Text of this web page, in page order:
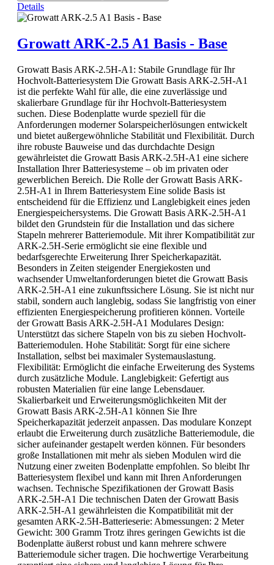
Details
Growatt ARK-2.5 A1 Basis - Base
Growatt Basis ARK-2.5H-A1: Stabile Grundlage für Ihr
Hochvolt-Batteriesystem Die Growatt Basis ARK-2.5H-A1
ist die perfekte Wahl für alle, die eine zuverlässige und
skalierbare Grundlage für ihr Hochvolt-Batteriesystem
suchen. Diese Bodenplatte wurde speziell für die
Anforderungen moderner Solarspeicherlösungen entwickelt
und bietet außergewöhnliche Stabilität und Flexibilität. Durch
ihre robuste Bauweise und das durchdachte Design
gewährleistet die Growatt Basis ARK-2.5H-A1 eine sichere
Installation Ihrer Batteriesysteme – ob im privaten oder
gewerblichen Bereich. Die Rolle der Growatt Basis ARK-
2.5H-A1 in Ihrem Batteriesystem Eine solide Basis ist
entscheidend für die Effizienz und Langlebigkeit eines jeden
Energiespeichersystems. Die Growatt Basis ARK-2.5H-A1
bildet den Grundstein für die Installation und das sichere
Stapeln mehrerer Batteriemodule. Mit ihrer Kompatibilität zur
ARK-2.5H-Serie ermöglicht sie eine flexible und
bedarfsgerechte Erweiterung Ihrer Speicherkapazität.
Besonders in Zeiten steigender Energiekosten und
wachsender Umweltanforderungen bietet die Growatt Basis
ARK-2.5H-A1 eine zukunftssichere Lösung. Sie ist nicht nur
stabil, sondern auch langlebig, sodass Sie langfristig von einer
effizienten Energiespeicherung profitieren können. Vorteile
der Growatt Basis ARK-2.5H-A1 Modulares Design:
Unterstützt das sichere Stapeln von bis zu sieben Hochvolt-
Batteriemodulen. Hohe Stabilität: Sorgt für eine sichere
Installation, selbst bei maximaler Systemauslastung.
Flexibilität: Ermöglicht die einfache Erweiterung des Systems
durch zusätzliche Module. Langlebigkeit: Gefertigt aus
robusten Materialien für eine lange Lebensdauer.
Skalierbarkeit und Erweiterungsmöglichkeiten Mit der
Growatt Basis ARK-2.5H-A1 können Sie Ihre
Speicherkapazität jederzeit anpassen. Das modulare Konzept
erlaubt die Erweiterung durch zusätzliche Batteriemodule, die
sicher aufeinander gestapelt werden können. Für besonders
große Installationen mit mehr als sieben Modulen wird die
Nutzung einer zweiten Bodenplatte empfohlen. So bleibt Ihr
Batteriesystem flexibel und kann mit Ihren Anforderungen
wachsen. Technische Spezifikationen der Growatt Basis
ARK-2.5H-A1 Die technischen Daten der Growatt Basis
ARK-2.5H-A1 gewährleisten die Kompatibilität mit der
gesamten ARK-2.5H-Batterieserie: Abmessungen: 2 Meter
Gewicht: 300 Gramm Trotz ihres geringen Gewichts ist die
Bodenplatte äußerst robust und kann mehrere schwere
Batteriemodule sicher tragen. Die hochwertige Verarbeitung